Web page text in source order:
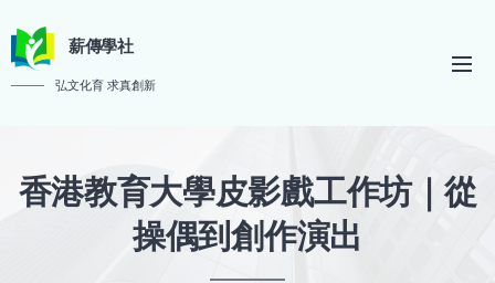
薪傳學社
弘文化育 求真創新
香港教育大學皮影戲工作坊｜從
操偶到創作演出